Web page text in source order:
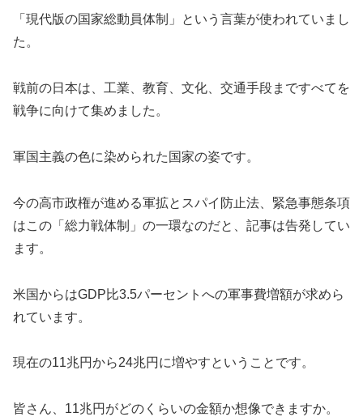
「現代版の国家総動員体制」という言葉が使われていまし
た。
戦前の日本は、工業、教育、文化、交通手段まですべてを
戦争に向けて集めました。
軍国主義の色に染められた国家の姿です。
今の高市政権が進める軍拡とスパイ防止法、緊急事態条項
はこの「総力戦体制」の一環なのだと、記事は告発してい
ます。
米国からはGDP比3.5パーセントへの軍事費増額が求めら
れています。
現在の11兆円から24兆円に増やすということです。
皆さん、11兆円がどのくらいの金額か想像できますか。